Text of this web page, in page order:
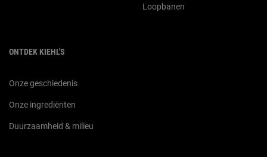
Loopbanen
ONTDEK KIEHL'S
Onze geschiedenis
Onze ingrediënten
Duurzaamheid & milieu